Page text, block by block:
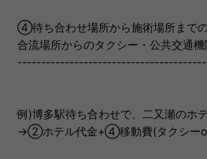
④待ち合わせ場所から施術場所まで
合流場所からのタクシー・公共交通機
例)博多駅待ち合わせで、二又瀬のホ
→②ホテル代金+④移動費(タクシー